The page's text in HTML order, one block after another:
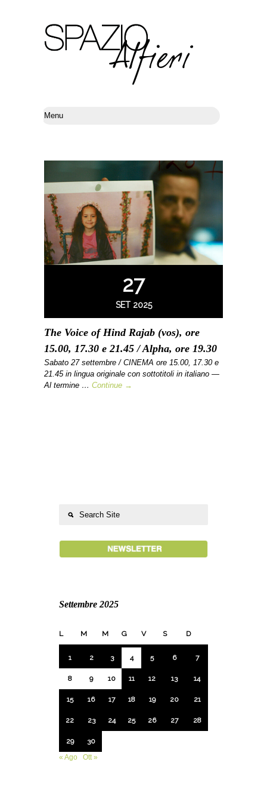
27
SET 2025
The Voice of Hind Rajab (vos), ore
15.00, 17.30 e 21.45 / Alpha, ore 19.30
Sabato 27 settembre / CINEMA ore 15.00, 17.30 e
21.45 in lingua originale con sottotitoli in italiano —
Al termine … Continue →
Settembre 2025
L M M G V S D
1 2 3 4 5 6 7
8 9 10 11 12 13 14
15 16 17 18 19 20 21
22 23 24 25 26 27 28
29
30
« Ago
Ott »